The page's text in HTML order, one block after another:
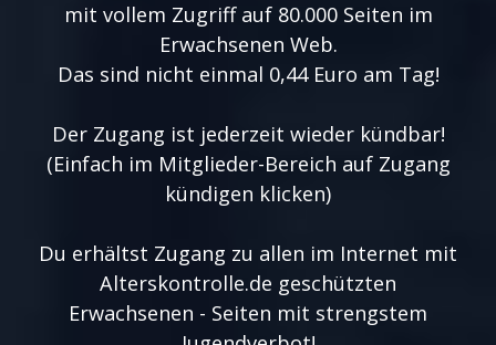
mit vollem Zugriff auf 80.000 Seiten im
Erwachsenen Web.
Das sind nicht einmal 0,44 Euro am Tag!
Der Zugang ist jederzeit wieder kündbar!
(Einfach im Mitglieder-Bereich auf Zugang
kündigen klicken)
Du erhältst Zugang zu allen im Internet mit
Alterskontrolle.de geschützten
Erwachsenen - Seiten mit strengstem